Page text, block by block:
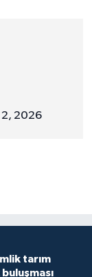
2, 2026
tarım